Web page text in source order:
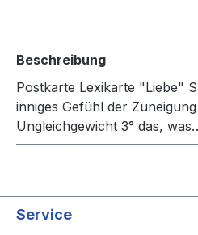
Beschreibung
Postkarte Lexikarte "Liebe"
inniges Gefühl der
Ungleichgewicht 3° das,
Service